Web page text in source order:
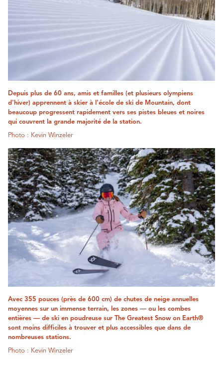
Depuis plus de 60 ans, amis et familles (et plusieurs olympiens
d'hiver) apprennent à skier à l'école de ski de Mountain, dont
beaucoup progressent rapidement vers ses pistes bleues et noires
qui couvrent la grande majorité de la station.
Photo : Kevin Winzeler
Avec 355 pouces (près de 600 cm) de chutes de neige annuelles
moyennes sur un immense terrain, les zones — ou les combes
entières — de ski en poudreuse sur The Greatest Snow on Earth®
sont moins difficiles à trouver et plus accessibles que dans de
nombreuses stations.
Photo : Kevin Winzeler